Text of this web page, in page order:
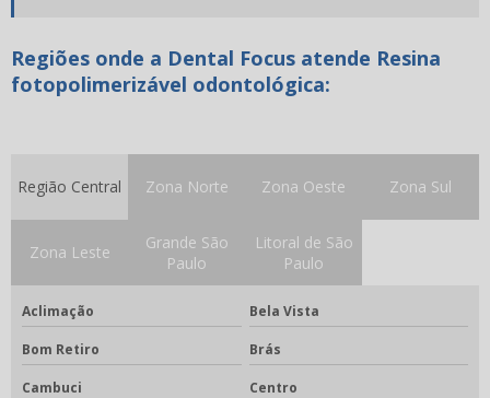
Filme radiográfico odontológico
Filme radiográfico odontológico preço
Forno fotopolimerizável
Forno para porcelana odontológica
Fotopolimerizador odontológico
Godê para porcelana
Gode para stain
Gotejador elétrico
Regiões onde a Dental Focus atende Resina
fotopolimerizável odontológica:
Região Central Zona Norte Zona Oeste Zona Sul
Zona Leste
Grande São
Paulo
Litoral de São
Paulo
Aclimação Bela Vista
Bom Retiro Brás
Cambuci Centro